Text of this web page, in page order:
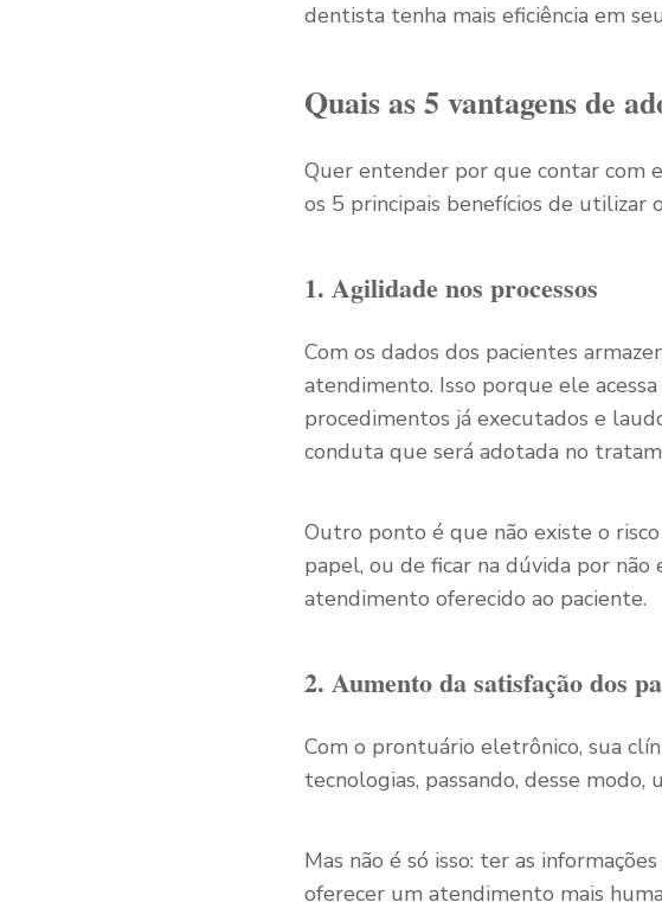
dentista tenha mais eficiência em
Quais as 5 vantagens de
Quer entender por que contar com
os 5 principais benefícios de
1. Agilidade nos processos
Com os dados dos pacientes
atendimento. Isso porque ele
procedimentos já executados e
conduta que será adotada no
Outro ponto é que não existe o
papel, ou de ficar na dúvida por não
atendimento oferecido ao paciente.
2. Aumento da satisfação dos
Com o prontuário eletrônico, sua
tecnologias, passando, desse
Mas não é só isso: ter as
oferecer um atendimento mais